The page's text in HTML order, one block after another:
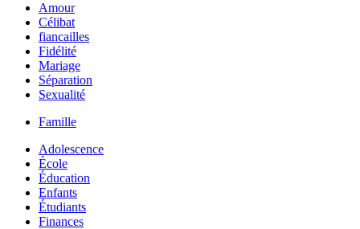
Amour
Célibat
fiancailles
Fidélité
Mariage
Séparation
Sexualité
Famille
Adolescence
École
Éducation
Enfants
Étudiants
Finances